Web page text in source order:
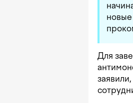
Для